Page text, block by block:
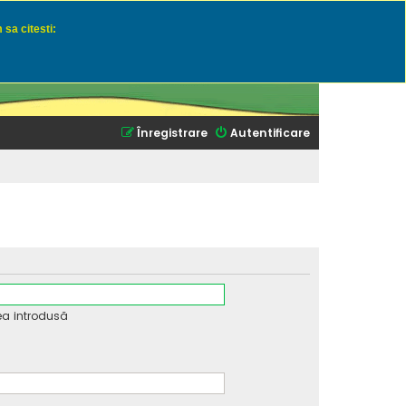
naturale
Autentificare
Înregistrare
introdusă
sa citesti: